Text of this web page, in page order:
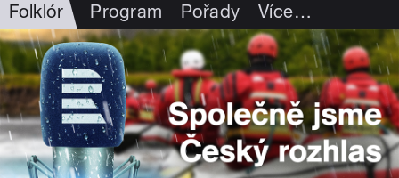
Folklór Program Pořady Více…